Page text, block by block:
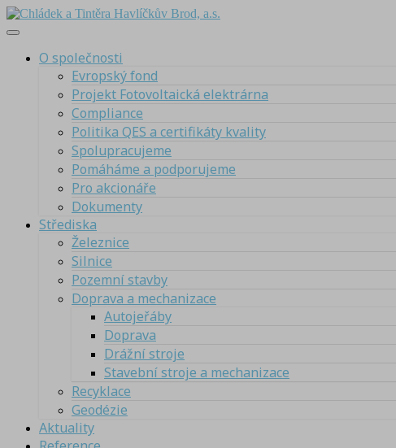
O společnosti
Evropský fond
Projekt Fotovoltaická elektrárna
Compliance
Politika QES a certifikáty kvality
Spolupracujeme
Pomáháme a podporujeme
Pro akcionáře
Dokumenty
Střediska
Železnice
Silnice
Pozemní stavby
Doprava a mechanizace
Autojeřáby
Doprava
Drážní stroje
Stavební stroje a mechanizace
Recyklace
Geodézie
Aktuality